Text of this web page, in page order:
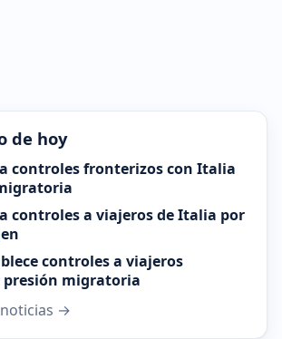
de hoy
controles fronterizos con Italia
controles a viajeros de Italia por
controles a viajeros
migratoria
→